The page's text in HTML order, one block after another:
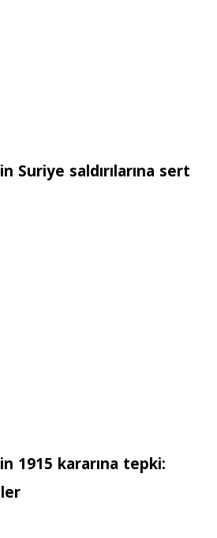
Suriye saldırılarına sert
1915 kararına tepki: